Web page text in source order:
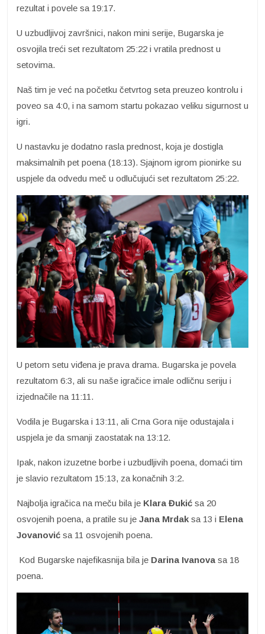
rezultat i povele sa 19:17.
U uzbudljivoj završnici, nakon mini serije, Bugarska je
osvojila treći set rezultatom 25:22 i vratila prednost u
setovima.
Naš tim je već na početku četvrtog seta preuzeo kontrolu i
poveo sa 4:0, i na samom startu pokazao veliku sigurnost u
igri.
U nastavku je dodatno rasla prednost, koja je dostigla
maksimalnih pet poena (18:13). Sjajnom igrom pionirke su
uspjele da odvedu meč u odlučujući set rezultatom 25:22.
U petom setu viđena je prava drama. Bugarska je povela
rezultatom 6:3, ali su naše igračice imale odličnu seriju i
izjednačile na 11:11.
Vodila je Bugarska i 13:11, ali Crna Gora nije odustajala i
uspjela je da smanji zaostatak na 13:12.
Ipak, nakon izuzetne borbe i uzbudljivih poena, domaći tim
je slavio rezultatom 15:13, za konačnih 3:2.
Najbolja igračica na meču bila je Klara Đukić sa 20
osvojenih poena, a pratile su je Jana Mrdak sa 13 i Elena
Jovanović sa 11 osvojenih poena.
Kod Bugarske najefikasnija bila je Darina Ivanova sa 18
poena.